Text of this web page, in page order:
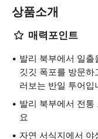
상품소개
매력포인트
발리 북부에서 일
깃깃 폭포를 방문
러보는 반일 투어입
발리 북부에서 전통
요
자연 서식지에서